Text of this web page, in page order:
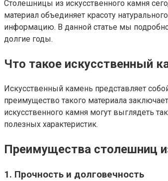
Столешницы из искусственного камня
материал объединяет красоту
информацию. В данной статье мы
долгие годы.
Что такое искусственный
Искусственный камень представляет
преимущество такого материала
искусственного камня могут выглядеть
полезных характеристик.
Преимущества столешниц
1. Прочность и долговечность